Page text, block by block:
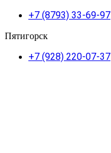
+7 (8793) 33-69-97
Пятигорск
+7 (928) 220-07-37